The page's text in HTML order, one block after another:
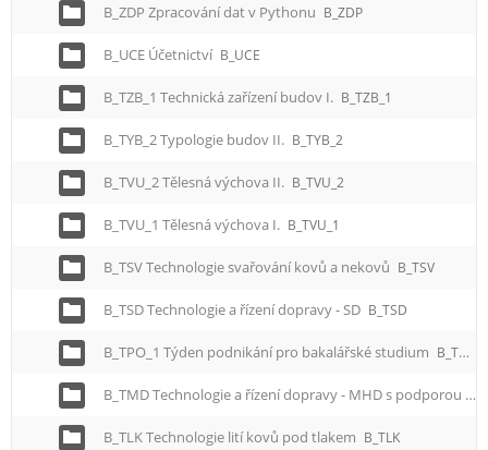
B_ZDP Zpracování dat v Pythonu B_ZDP
B_UCE Účetnictví B_UCE
B_TZB_1 Technická zařízení budov I. B_TZB_1
B_TYB_2 Typologie budov II. B_TYB_2
B_TVU_2 Tělesná výchova II. B_TVU_2
B_TVU_1 Tělesná výchova I. B_TVU_1
B_TSV Technologie svařování kovů a nekovů B_TSV
B_TSD Technologie a řízení dopravy - SD B_TSD
B_TPO_1 Týden podnikání pro bakalářské studium B_TPO_1
B_TMD Technologie a řízení dopravy - MHD s podporou zelených dovedností a udržitelnosti
B_TLK Technologie lití kovů pod tlakem B_TLK